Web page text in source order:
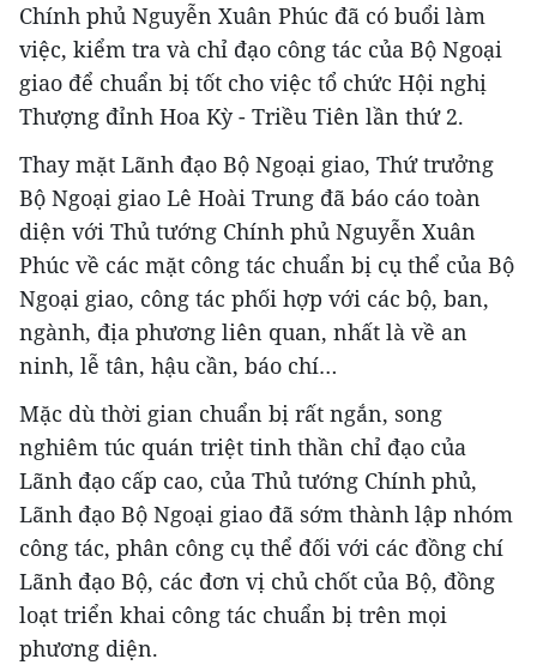
Chính phủ Nguyễn Xuân Phúc đã có buổi làm
việc, kiểm tra và chỉ đạo công tác của Bộ Ngoại
giao để chuẩn bị tốt cho việc tổ chức Hội nghị
Thượng đỉnh Hoa Kỳ - Triều Tiên lần thứ 2.
Thay mặt Lãnh đạo Bộ Ngoại giao, Thứ trưởng
Bộ Ngoại giao Lê Hoài Trung đã báo cáo toàn
diện với Thủ tướng Chính phủ Nguyễn Xuân
Phúc về các mặt công tác chuẩn bị cụ thể của Bộ
Ngoại giao, công tác phối hợp với các bộ, ban,
ngành, địa phương liên quan, nhất là về an
ninh, lễ tân, hậu cần, báo chí…
Mặc dù thời gian chuẩn bị rất ngắn, song
nghiêm túc quán triệt tinh thần chỉ đạo của
Lãnh đạo cấp cao, của Thủ tướng Chính phủ,
Lãnh đạo Bộ Ngoại giao đã sớm thành lập nhóm
công tác, phân công cụ thể đối với các đồng chí
Lãnh đạo Bộ, các đơn vị chủ chốt của Bộ, đồng
loạt triển khai công tác chuẩn bị trên mọi
phương diện.